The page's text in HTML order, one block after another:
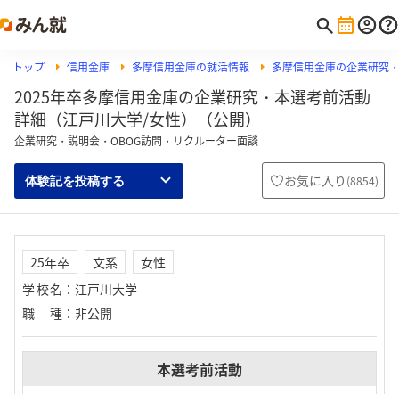
トップ 信用金庫 多摩信用金庫の就活情報 多摩信用金庫の企業研究
2025年卒多摩信用金庫の企業研究・本選考前活動
詳細（江戸川大学/女性）（公開）
企業研究・説明会・OBOG訪問・リクルーター面談
体験記を投稿する お気に入り (8854)
25年卒 文系
女性
学校名 ： 江戸川大学
職種 ： 非公開
本選考前活動